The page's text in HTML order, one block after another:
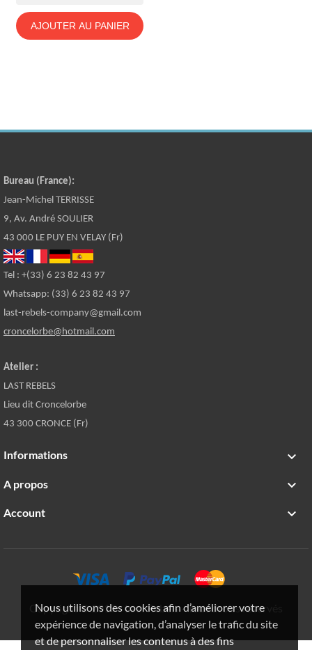
Nous utilisons des cookies afin d’améliorer votre
expérience de navigation, d’analyser le trafic du site
et de personnaliser les contenus à des fins
AJOUTER AU PANIER
Bureau (France):
Jean-Michel TERRISSE
9, Av. André SOULIER
43 000 LE PUY EN VELAY (Fr)
Tel : +(33) 6 23 82 43 97
Whatsapp: (33) 6 23 82 43 97
last-rebels-company@gmail.com
croncelorbe@hotmail.com
Atelier :
LAST REBELS
Lieu dit Croncelorbe
43 300 CRONCE (Fr)
Informations 
A propos 
Account 
Copyright © 2019 - Last Rebels - Tous droits réservés